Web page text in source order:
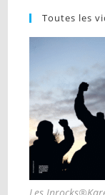
Toutes les